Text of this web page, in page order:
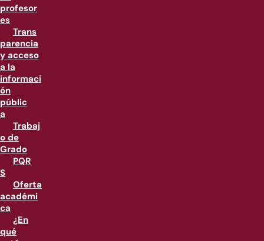
profesor
es
Trans
parencia
y acceso
a la
informaci
ón
públic
a
Trabaj
o de
Grado
PQR
S
Oferta
académi
ca
¿En
qué